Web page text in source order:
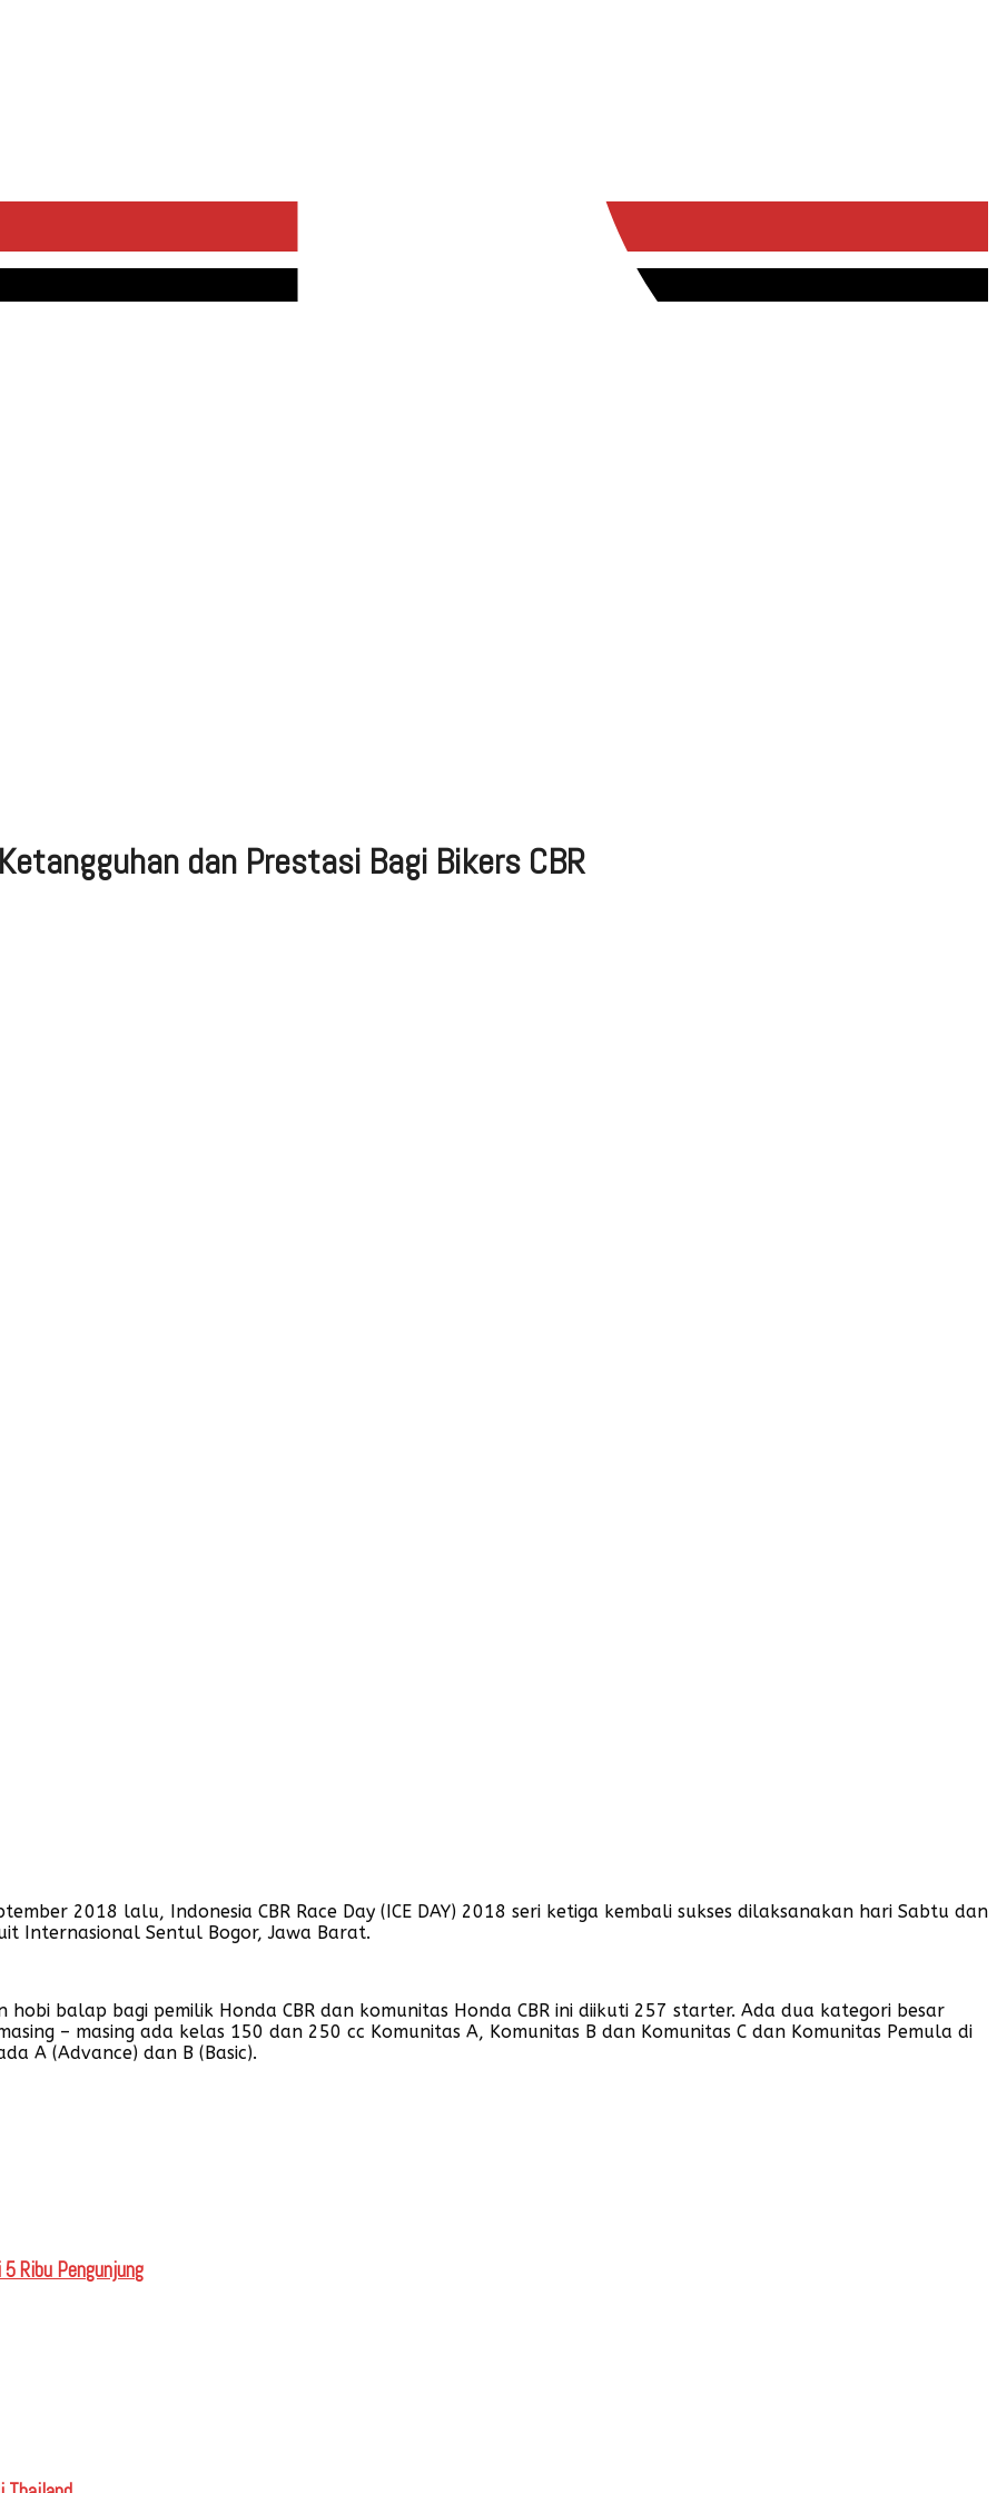
dan Prestasi Bagi Bikers CBR
2018 lalu, Indonesia CBR Race Day (ICE DAY) 2018 seri ketiga kembali sukses dilaksanakan hari Sabtu dan
Internasional Sentul Bogor, Jawa Barat.
balap bagi pemilik Honda CBR dan komunitas Honda CBR ini diikuti 257 starter. Ada dua kategori besar
– masing ada kelas 150 dan 250 cc Komunitas A, Komunitas B dan Komunitas C dan Komunitas Pemula di
A (Advance) dan B (Basic).
Ribu Pengunjung